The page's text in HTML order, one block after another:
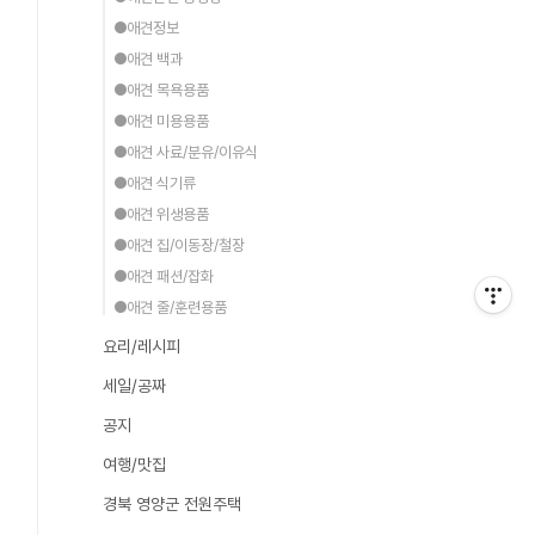
●애견정보
●애견 백과
●애견 목욕용품
●애견 미용용품
●애견 사료/분유/이유식
●애견 식기류
●애견 위생용품
●애견 집/이동장/철장
●애견 패션/잡화
●애견 줄/훈련용품
요리/레시피
세일/공짜
공지
여행/맛집
경북 영양군 전원주택